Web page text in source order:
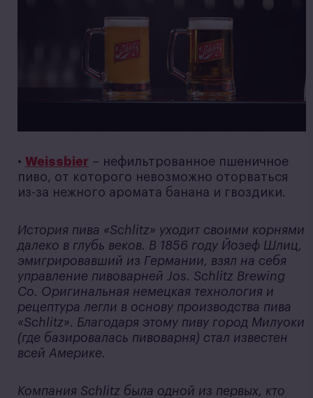
• Weissbier – нефильтрованное пшеничное
пиво, от которого невозможно оторваться
из-за нежного аромата банана и гвоздики.
История пива «Schlitz» уходит своими корнями
далеко в глубь веков. В 1856 году Йозеф Шлиц,
эмигрировавший из Германии, взял на себя
управление пивоварней Jos. Schlitz Brewing
Co. Оригинальная немецкая технология и
рецептура легли в основу производства пива
«Schlitz». Благодаря этому пиву город Милуоки
(где базировалась пивоварня) стал известен
всей Америке.
Компания Schlitz была одной из первых, кто